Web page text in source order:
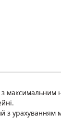
урахуванням